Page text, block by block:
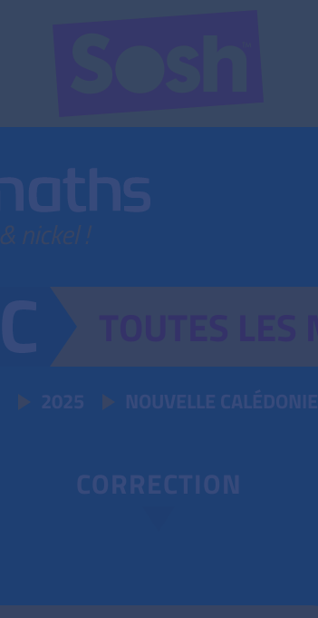
2025 NOUVELLE CALÉDONIE
CORRECTION